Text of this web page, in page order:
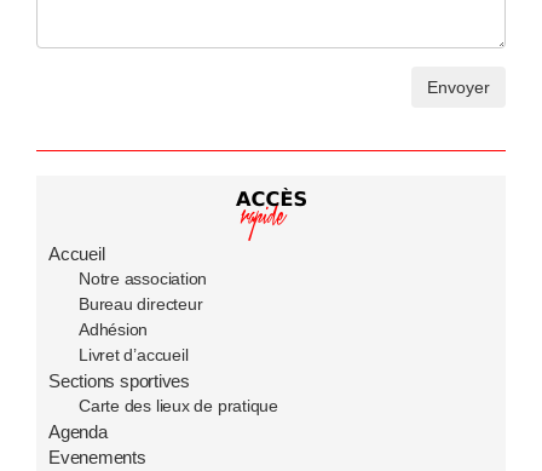
Accueil
Notre association
Bureau directeur
Adhésion
Livret d’accueil
Sections sportives
Carte des lieux de pratique
Agenda
Evenements